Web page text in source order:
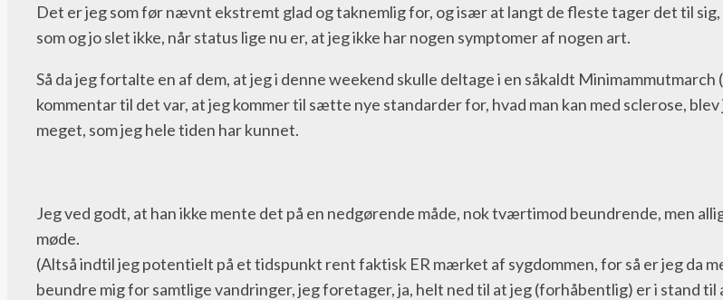
Det er jeg som før nævnt ekstremt glad og taknemlig for, og især at langt de fleste tager det til sig,
som og jo slet ikke, når status lige nu er, at jeg ikke har nogen symptomer af nogen art.
Så da jeg fortalte en af dem, at jeg i denne weekend skulle deltage i en såkaldt Minimammutmarch
kommentar til det var, at jeg kommer til sætte nye standarder for, hvad man kan med sclerose,
meget, som jeg hele tiden har kunnet.
Jeg ved godt, at han ikke mente det på en nedgørende måde, nok tværtimod beundrende, men
møde.
(Altså indtil jeg potentielt på et tidspunkt rent faktisk ER mærket af sygdommen, for så er jeg da
beundre mig for samtlige vandringer, jeg foretager, ja, helt ned til at jeg (forhåbentlig) er i stand